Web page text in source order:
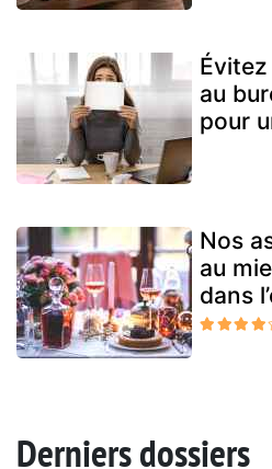
au
pour
Nos
au
dans
Derniers dossiers